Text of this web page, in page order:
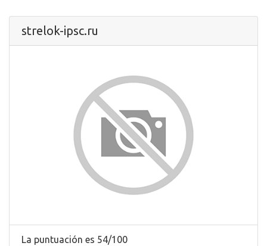
strelok-ipsc.ru
La puntuación es 54/100